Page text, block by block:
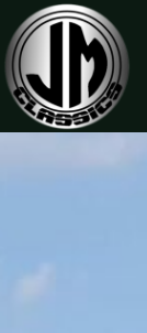
naar
de
inhoud